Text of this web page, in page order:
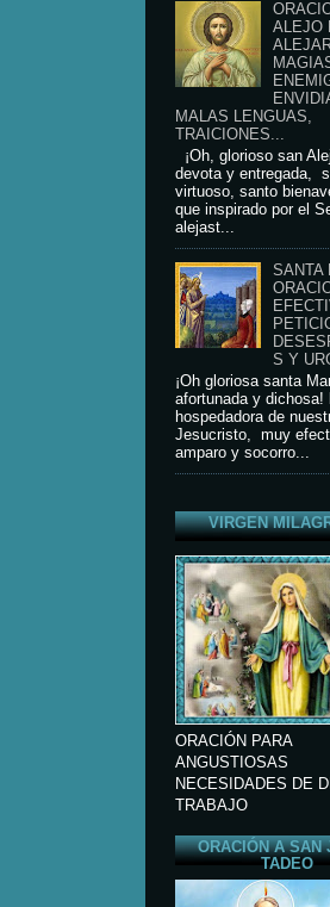
ALEJO
MALAS LENGUAS,
TRAICIONES...
¡Oh, glorioso san
devota y entregada,
virtuoso, santo
que inspirado por el
alejast...
SANTA
S Y
¡Oh gloriosa santa
afortunada y dichosa!
hospedadora de
Jesucristo, muy
amparo y socorro...
VIRGEN
ORACIÓN PARA
ANGUSTIOSAS
NECESIDADES DE
TRABAJO
ORACIÓN A SAN
TADEO